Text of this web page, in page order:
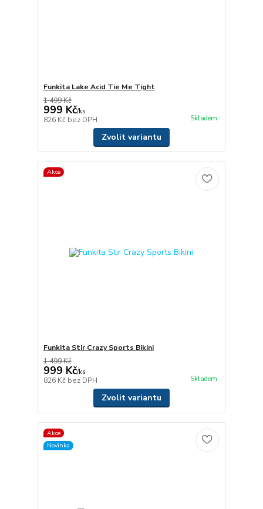
Funkita Lake Acid Tie Me Tight
1 499 Kč
999 Kč/ks
826 Kč bez DPH Skladem
Zvolit variantu
Akce
Funkita Stir Crazy Sports Bikini
1 499 Kč
999 Kč/ks
826 Kč bez DPH Skladem
Zvolit variantu
Akce
Novinka